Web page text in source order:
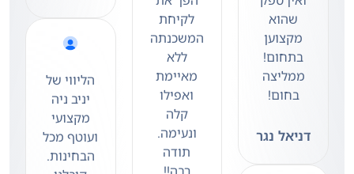
שהוא
מקצוען
בתחום!
ממליצה
בחום!
דניאל נגר
לקיחת
המשכנתה
ללא
מאיימת
ואפילו
קלה
ונעימה.
תודה
רבה!!
הליווי של
יניב ניה
מקצועי
ועוטף מכל
הבחינות.